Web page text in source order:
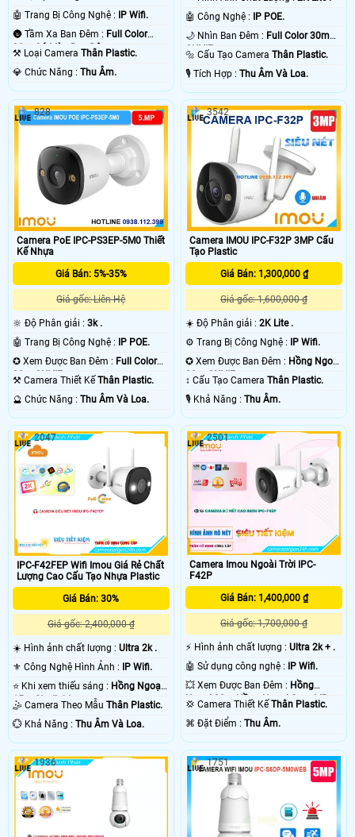
🤖️ Trang Bị Công Nghệ :
IP Wifi.
🌚 Tầm Xa Ban Đêm : Full Color
30m Có Màu Ban Ðêm.
⚒ Loại Camera Thân Plastic.
️💎 Chức Năng : Thu Âm.
🤖️ Công Nghệ : IP POE.
🌙 Nhìn Ban Đêm : Full Color 30m
ONVIF.
🔩 Cấu Tạo CameraThân Plastic.
️🎙 Tích Hợp :Thu Âm Và Loa.
Camera PoE IPC-PS3EP-5M0 Thiết
Kế Nhựa
Giá Bán: 5%-35%
Giá gốc: Liên Hệ
🔆 Độ Phân giải : 3k .
🤖️ Trang Bị Công Nghệ : IP POE.
✪ Xem Được Ban Đêm : Full Color
30m ONVIF.
⚒ Camera Thiết KếThân Plastic.
️🔮 Chức Năng : Thu Âm Và Loa.
828
Camera IMOU IPC-F32P 3MP Cấu
Tạo Plastic
Giá Bán: 1,300,000 ₫
Giá gốc: 1,600,000 ₫
☀️ Độ Phân giải :2K Lite .
⚙ Trang Bị Công Nghệ : IP Wifi.
✪ Xem Được Ban Đêm : Hồng Ngoại
30m ONVIF.
↕️ Cấu Tạo CameraThân Plastic.
️🎙 Khả Năng :Thu Âm.
3542
IPC-F42FEP Wifi Imou Giá Rẻ Chất
Lượng Cao Cấu Tạo Nhựa Plastic
Giá Bán: 30%
Giá gốc: 2,400,000 ₫
☀️ Hình ảnh chất lượng : Ultra 2k .
⚜️ Công Nghệ Hình Ảnh :
IP Wifi.
⭐ Khi xem thiếu sáng : Hồng Ngoại
15m Starlight.
🤹 Camera Theo Mẫu Thân Plastic.
️💮 Khả Năng : Thu Âm Và Loa.
2047
Camera Imou Ngoài Trời IPC-
F42P
Giá Bán: 1,400,000 ₫
Giá gốc: 1,700,000 ₫
️⚡ Hình ảnh chất lượng :Ultra 2k + .
🤖️ Sử dụng công nghệ :
IP Wifi.
💥 Xem Được Ban Đêm : Hồng
Ngoại 30m Hồng Ngoại Smart IR.
💢 Camera Thiết KếThân Plastic.
️⌘ Đặt Điểm :Thu Âm.
2501
1936 1751